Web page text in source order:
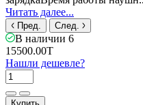
Читать далее...
Пред. След.
В наличии 6
15500.00T
Нашли дешевле?